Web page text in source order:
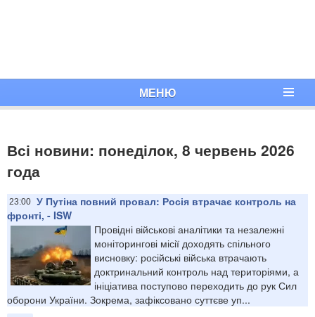
МЕНЮ
Всі новини: понеділок, 8 червень 2026
года
23:00 У Путіна повний провал: Росія втрачає контроль на
фронті, - ISW
Провідні військові аналітики та незалежні
моніторингові місії доходять спільного
висновку: російські війська втрачають
доктринальний контроль над територіями, а
ініціатива поступово переходить до рук Сил
оборони України. Зокрема, зафіксовано суттєве уп...